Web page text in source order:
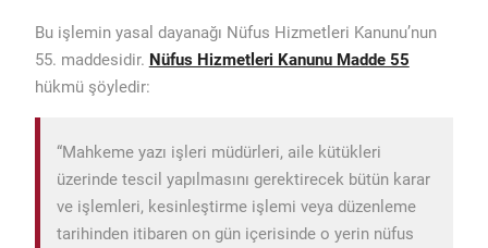
Bu işlemin yasal dayanağı Nüfus Hizmetleri Kanunu’nun
55. maddesidir. Nüfus Hizmetleri Kanunu Madde 55
hükmü şöyledir:
“Mahkeme yazı işleri müdürleri, aile kütükleri
üzerinde tescil yapılmasını gerektirecek bütün karar
ve işlemleri, kesinleştirme işlemi veya düzenleme
tarihinden itibaren on gün içerisinde o yerin nüfus